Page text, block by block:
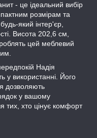
- це ідеальний вибір
розмірам та
який інтер'єр,
Висота 202,6 см,
цей меблевий
Надія
у використанні. Його
дозволяють
у вашому
тих, хто цінує комфорт